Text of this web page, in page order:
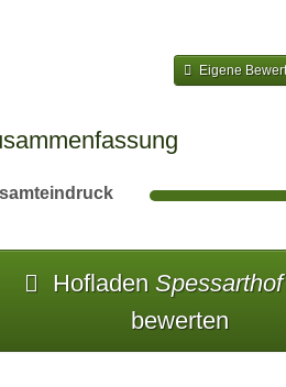
Eigene
Hofladen Spessarthof
bewerten